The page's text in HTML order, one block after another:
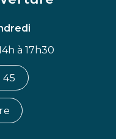
à 17h30
45